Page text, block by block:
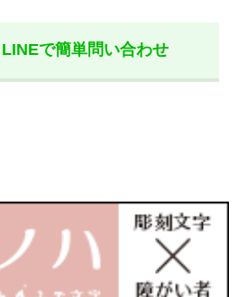
LINEで簡単問い合わせ